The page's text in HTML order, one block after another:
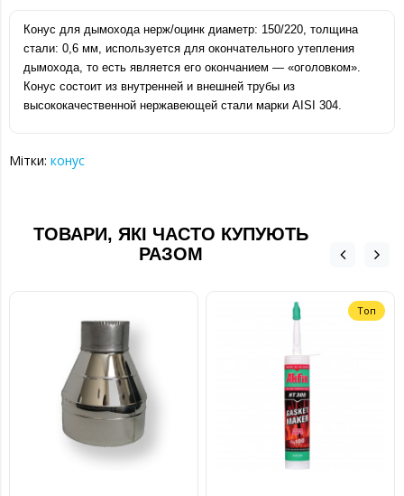
Конус для дымохода нерж/оцинк диаметр: 150/220, толщина
стали: 0,6 мм, используется для окончательного утепления
дымохода, то есть является его окончанием ― «оголовком».
Конус состоит из внутренней и внешней трубы из
высококачественной нержавеющей стали марки AISI 304.
Мітки: конус
ТОВАРИ, ЯКІ ЧАСТО КУПУЮТЬ
РАЗОМ
Топ